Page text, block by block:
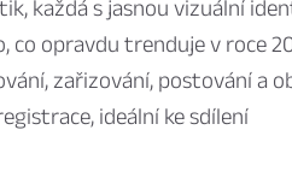
každá s jasnou vizuální
co opravdu trenduje v roce
zařizování, postování a
ideální ke sdílení